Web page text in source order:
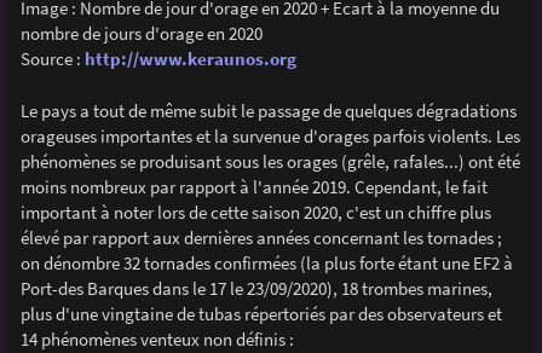
Image : Nombre de jour d'orage en 2020 + Ecart à la moyenne du
nombre de jours d'orage en 2020
Source : http://www.keraunos.org
Le pays a tout de même subit le passage de quelques dégradations
orageuses importantes et la survenue d'orages parfois violents. Les
phénomènes se produisant sous les orages (grêle, rafales...) ont été
moins nombreux par rapport à l'année 2019. Cependant, le fait
important à noter lors de cette saison 2020, c'est un chiffre plus
élevé par rapport aux dernières années concernant les tornades ;
on dénombre 32 tornades confirmées (la plus forte étant une EF2 à
Port-des Barques dans le 17 le 23/09/2020), 18 trombes marines,
plus d'une vingtaine de tubas répertoriés par des observateurs et
14 phénomènes venteux non définis :